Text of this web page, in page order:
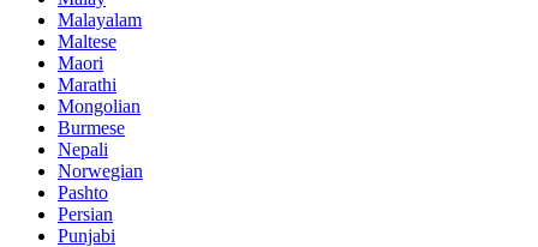
Malayalam
Maltese
Maori
Marathi
Mongolian
Burmese
Nepali
Norwegian
Pashto
Persian
Punjabi